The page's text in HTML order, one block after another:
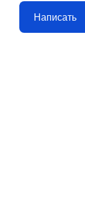
Написать